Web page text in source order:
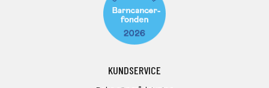
KUNDSERVICE